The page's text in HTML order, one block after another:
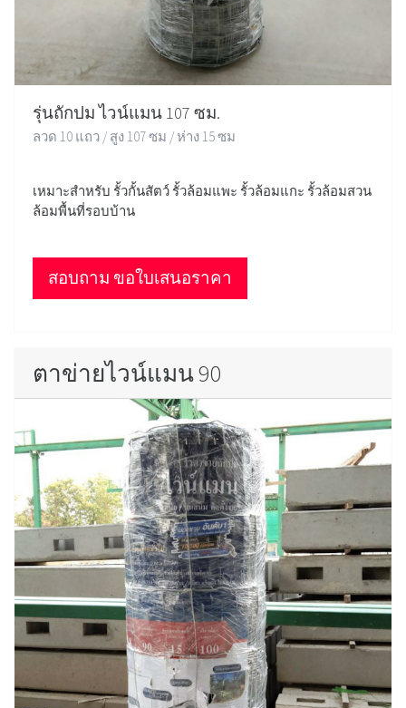
รุ่นถักปม ไวน์แมน 107 ซม.
ลวด 10 แถว / สูง 107 ซม / ห่าง 15 ซม
เหมาะสำหรับ รั้วกั้นสัตว์ รั้วล้อมแพะ รั้วล้อมแกะ รั้วล้อมสวน
ล้อมพื้นที่รอบบ้าน
สอบถาม ขอใบเสนอราคา
ตาข่ายไวน์แมน 90